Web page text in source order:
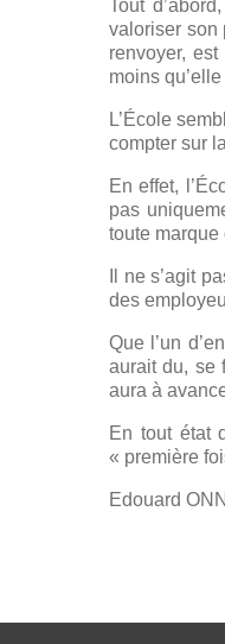
Tout
valoriser son
renvoyer,
moins
L’École
compter sur
En effet,
pas
toute marque
Il ne s’agit
des
Que l’un
aurait du, se
aura à
En tout état
« première
Edouard